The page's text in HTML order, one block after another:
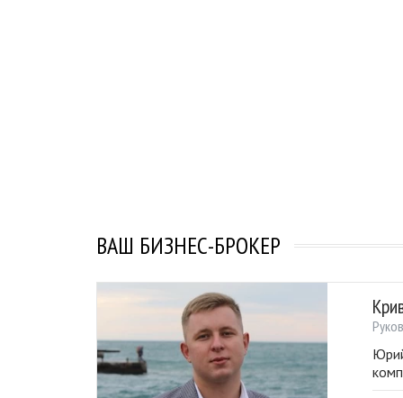
ВАШ БИЗНЕС-БРОКЕР